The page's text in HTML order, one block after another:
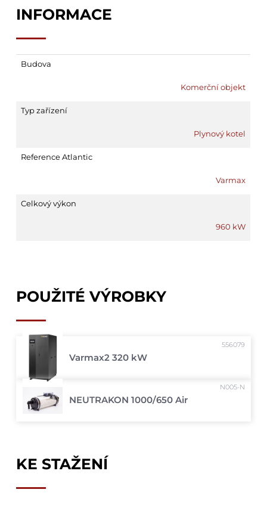
INFORMACE
Budova
Komerční objekt
Typ zařízení
Plynový kotel
Reference Atlantic
Varmax
Celkový výkon
960 kW
POUŽITÉ VÝROBKY
Varmax2 320 kW
556079
NEUTRAKON 1000/650 Air
N005-N
KE STAŽENÍ